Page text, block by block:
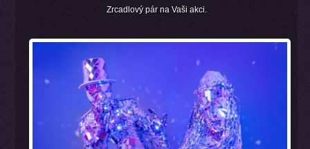
Zrcadlový pár na Vaši akci.